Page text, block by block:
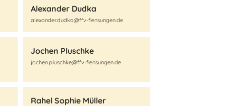
Alexander Dudka
alexander.dudka@ffv-flensungen.de
Jochen Pluschke
jochen.pluschke@ffv-flensungen.de
Rahel Sophie Müller